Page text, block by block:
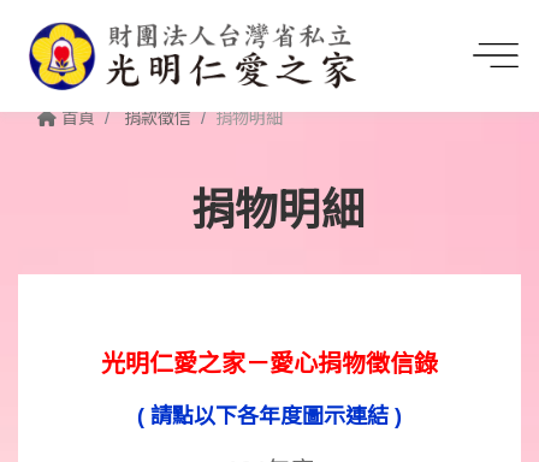
首頁 捐款徵信 捐物明細
捐物明細
光明仁愛之家－愛心捐物徵信錄
( 請點以下各年度圖示連結 )